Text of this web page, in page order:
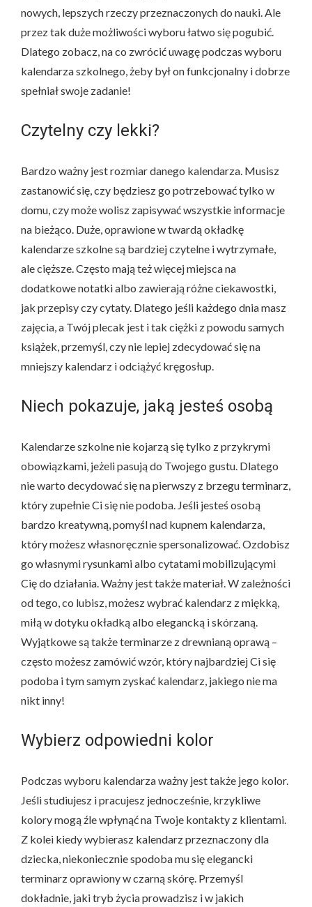
nowych, lepszych rzeczy przeznaczonych do nauki. Ale
przez tak duże możliwości wyboru łatwo się pogubić.
Dlatego zobacz, na co zwrócić uwagę podczas wyboru
kalendarza szkolnego, żeby był on funkcjonalny i dobrze
spełniał swoje zadanie!
Czytelny czy lekki?
Bardzo ważny jest rozmiar danego kalendarza. Musisz
zastanowić się, czy będziesz go potrzebować tylko w
domu, czy może wolisz zapisywać wszystkie informacje
na bieżąco. Duże, oprawione w twardą okładkę
kalendarze szkolne są bardziej czytelne i wytrzymałe,
ale cięższe. Często mają też więcej miejsca na
dodatkowe notatki albo zawierają różne ciekawostki,
jak przepisy czy cytaty. Dlatego jeśli każdego dnia masz
zajęcia, a Twój plecak jest i tak ciężki z powodu samych
książek, przemyśl, czy nie lepiej zdecydować się na
mniejszy kalendarz i odciążyć kręgosłup.
Niech pokazuje, jaką jesteś osobą
Kalendarze szkolne nie kojarzą się tylko z przykrymi
obowiązkami, jeżeli pasują do Twojego gustu. Dlatego
nie warto decydować się na pierwszy z brzegu terminarz,
który zupełnie Ci się nie podoba. Jeśli jesteś osobą
bardzo kreatywną, pomyśl nad kupnem kalendarza,
który możesz własnoręcznie spersonalizować. Ozdobisz
go własnymi rysunkami albo cytatami mobilizującymi
Cię do działania. Ważny jest także materiał. W zależności
od tego, co lubisz, możesz wybrać kalendarz z miękką,
miłą w dotyku okładką albo elegancką i skórzaną.
Wyjątkowe są także terminarze z drewnianą oprawą –
często możesz zamówić wzór, który najbardziej Ci się
podoba i tym samym zyskać kalendarz, jakiego nie ma
nikt inny!
Wybierz odpowiedni kolor
Podczas wyboru kalendarza ważny jest także jego kolor.
Jeśli studiujesz i pracujesz jednocześnie, krzykliwe
kolory mogą źle wpłynąć na Twoje kontakty z klientami.
Z kolei kiedy wybierasz kalendarz przeznaczony dla
dziecka, niekoniecznie spodoba mu się elegancki
terminarz oprawiony w czarną skórę. Przemyśl
dokładnie, jaki tryb życia prowadzisz i w jakich